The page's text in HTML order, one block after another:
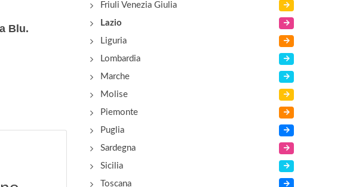
Blu.
Friuli Venezia Giulia
Lazio
Liguria
Lombardia
Marche
Molise
Piemonte
Puglia
Sardegna
Sicilia
Toscana